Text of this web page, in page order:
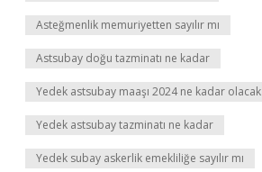
Asteğmenlik memuriyetten sayılır mı
Astsubay doğu tazminatı ne kadar
Yedek astsubay maaşı 2024 ne kadar olacak
Yedek astsubay tazminatı ne kadar
Yedek subay askerlik emekliliğe sayılır mı